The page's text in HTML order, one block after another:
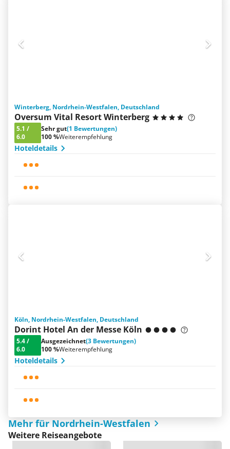
Winterberg, Nordrhein-Westfalen, Deutschland
Oversum Vital Resort Winterberg
5.1 /
6.0
Sehr gut(1 Bewertungen)
100 %Weiterempfehlung
Hoteldetails
Köln, Nordrhein-Westfalen, Deutschland
Dorint Hotel An der Messe Köln
5.4/
6.0
Ausgezeichnet(3 Bewertungen)
100 %Weiterempfehlung
Hoteldetails
Mehr für Nordrhein-Westfalen
Weitere Reiseangebote